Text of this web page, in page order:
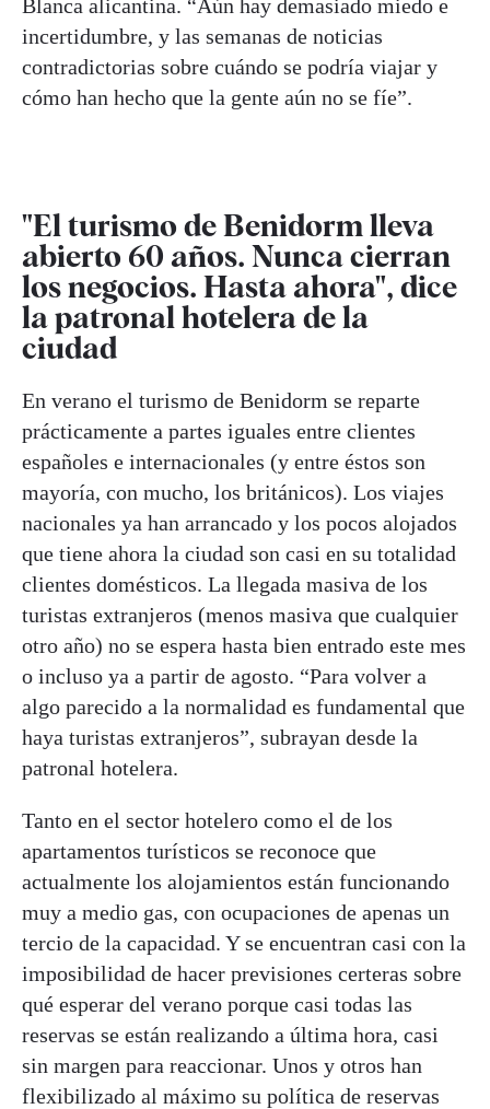
Blanca alicantina. “Aún hay demasiado miedo e
incertidumbre, y las semanas de noticias
contradictorias sobre cuándo se podría viajar y
cómo han hecho que la gente aún no se fíe”.
"El turismo de Benidorm lleva
abierto 60 años. Nunca cierran
los negocios. Hasta ahora", dice
la patronal hotelera de la
ciudad
En verano el turismo de Benidorm se reparte
prácticamente a partes iguales entre clientes
españoles e internacionales (y entre éstos son
mayoría, con mucho, los británicos). Los viajes
nacionales ya han arrancado y los pocos alojados
que tiene ahora la ciudad son casi en su totalidad
clientes domésticos. La llegada masiva de los
turistas extranjeros (menos masiva que cualquier
otro año) no se espera hasta bien entrado este mes
o incluso ya a partir de agosto. “Para volver a
algo parecido a la normalidad es fundamental que
haya turistas extranjeros”, subrayan desde la
patronal hotelera.
Tanto en el sector hotelero como el de los
apartamentos turísticos se reconoce que
actualmente los alojamientos están funcionando
muy a medio gas, con ocupaciones de apenas un
tercio de la capacidad. Y se encuentran casi con la
imposibilidad de hacer previsiones certeras sobre
qué esperar del verano porque casi todas las
reservas se están realizando a última hora, casi
sin margen para reaccionar. Unos y otros han
flexibilizado al máximo su política de reservas